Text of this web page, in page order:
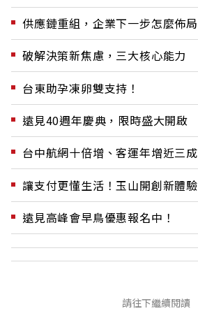
供應鏈重組，企業下一步怎麼佈局
破解決策新焦慮，三大核心能力
台東助孕凍卵雙支持！
遠見40週年慶典，限時盛大開啟
台中航網十倍增、客運年增近三成
讓支付更懂生活！玉山開創新體驗
遠見高峰會早鳥優惠報名中！
請往下繼續閱讀